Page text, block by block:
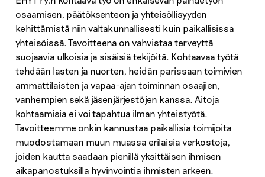
osaamisen, päätöksenteon ja yhteisöllisyyden
kehittämistä niin valtakunnallisesti kuin paikallisissa
yhteisöissä. Tavoitteena on vahvistaa terveyttä
suojaavia ulkoisia ja sisäisiä tekijöitä. Kohtaavaa työtä
tehdään lasten ja nuorten, heidän parissaan toimivien
ammattilaisten ja vapaa-ajan toiminnan osaajien,
vanhempien sekä jäsenjärjestöjen kanssa. Aitoja
kohtaamisia ei voi tapahtua ilman yhteistyötä.
Tavoitteemme onkin kannustaa paikallisia toimijoita
muodostamaan muun muassa erilaisia verkostoja,
joiden kautta saadaan pienillä yksittäisen ihmisen
aikapanostuksilla hyvinvointia ihmisten arkeen.